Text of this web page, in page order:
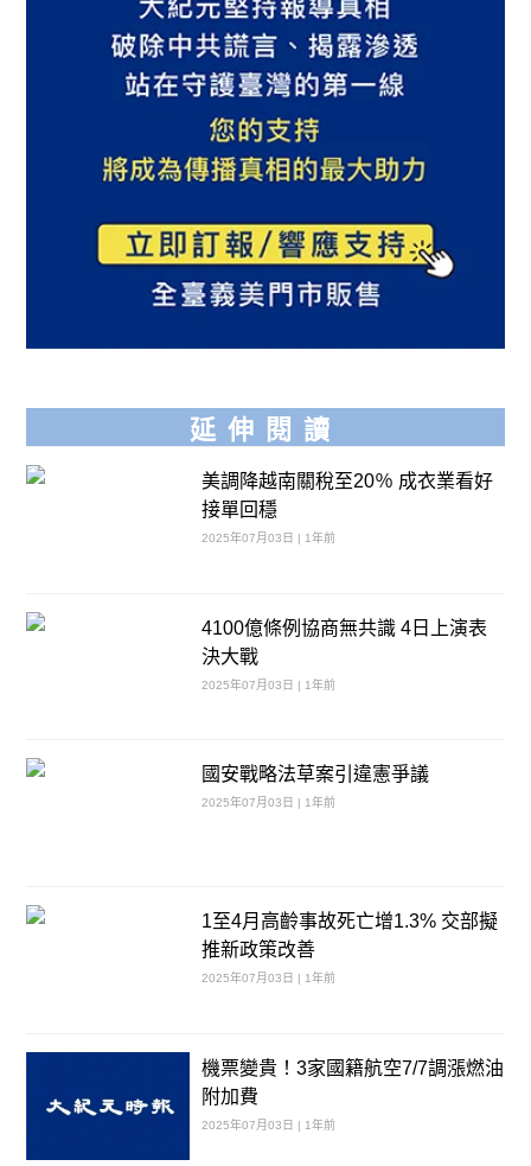
延伸閱讀
美調降越南關稅至20％ 成衣業看好
接單回穩
2025年07月03日 | 1年前
4100億條例協商無共識 4日上演表
決大戰
2025年07月03日 | 1年前
國安戰略法草案引違憲爭議
2025年07月03日 | 1年前
1至4月高齡事故死亡增1.3% 交部擬
推新政策改善
2025年07月03日 | 1年前
機票變貴！3家國籍航空7/7調漲燃油
附加費
2025年07月03日 | 1年前